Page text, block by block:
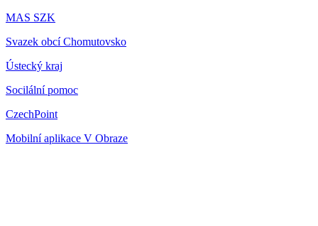
MAS SZK
Svazek obcí Chomutovsko
Ústecký kraj
Socilální pomoc
CzechPoint
Mobilní aplikace V Obraze